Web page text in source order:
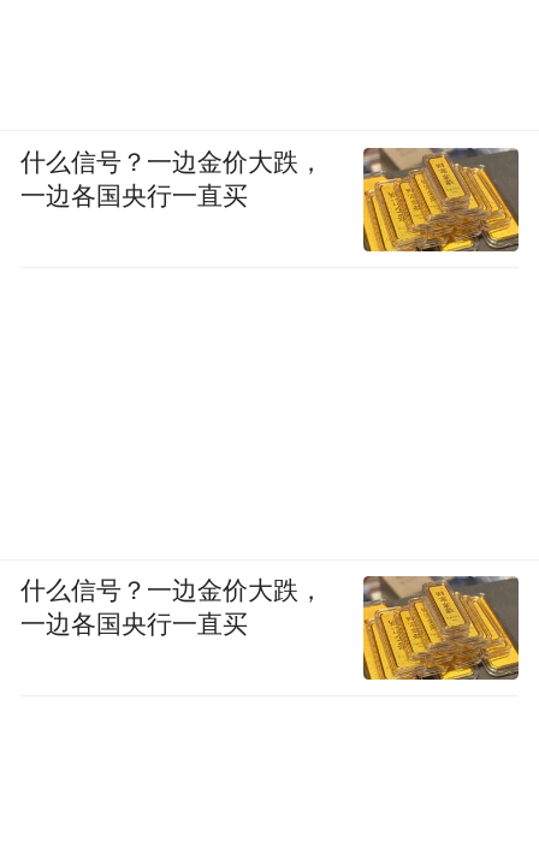
什么信号？一边金价大跌，
一边各国央行一直买
什么信号？一边金价大跌，
一边各国央行一直买